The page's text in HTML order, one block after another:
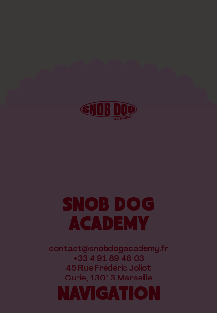
SNOB DOG
ACADEMY
contact@snobdogacademy.fr
+33 4 91 89 46 03
45 Rue Frédéric Joliot
Curie, 13013 Marseille
NAVIGATION